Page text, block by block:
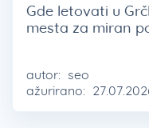
Gde letovati u
mesta za miran
autor: seo
ažurirano: